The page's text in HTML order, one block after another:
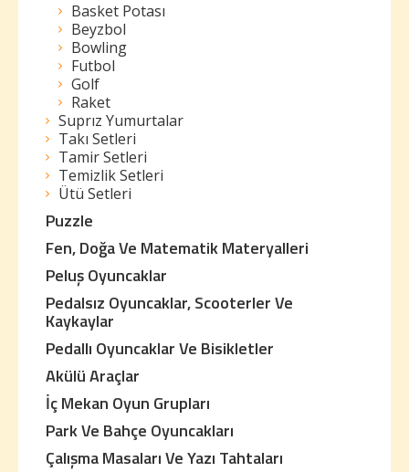
Basket Potası
Beyzbol
Bowling
Futbol
Golf
Raket
Suprız Yumurtalar
Takı Setleri
Tamir Setleri
Temizlik Setleri
Ütü Setleri
Puzzle
Fen, Doğa Ve Matematik Materyalleri
Peluş Oyuncaklar
Pedalsız Oyuncaklar, Scooterler Ve
Kaykaylar
Pedallı Oyuncaklar Ve Bisikletler
Akülü Araçlar
İç Mekan Oyun Grupları
Park Ve Bahçe Oyuncakları
Çalışma Masaları Ve Yazı Tahtaları